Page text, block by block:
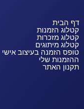
דף הבית
קטלוג הזמנות
קטלוג מזכרות
קטלוג מיתוגים
טופס הזמנה בעיצוב אישי
ההזמנות שלי
תקנון האתר